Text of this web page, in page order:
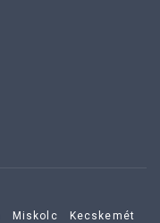
Miskolc Kecskemét